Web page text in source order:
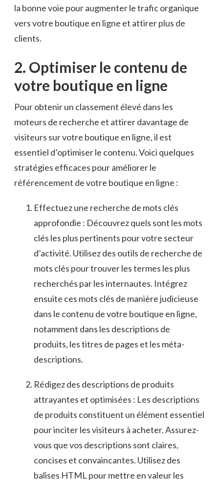
la ‌bonne voie pour augmenter le⁤ trafic organique
vers votre⁤ boutique en⁣ ligne et attirer plus de​
clients.
2. Optimiser le contenu⁢ de
votre boutique⁢ en ligne
Pour obtenir ​un classement ‌élevé dans ⁢les
moteurs​ de ⁣recherche et attirer davantage de
visiteurs sur ‌votre⁢ boutique en ⁢ligne, il est
essentiel d’optimiser ‍le contenu. Voici⁣ quelques
⁤stratégies efficaces pour ⁤améliorer ‍le
référencement de votre ‌boutique en ligne :
Effectuez une‌ recherche ‍de ⁣mots clés‍
approfondie : Découvrez quels sont les ⁣mots
clés les plus pertinents ⁤pour votre ⁢secteur
d’activité. Utilisez des outils de recherche de
mots clés⁣ pour trouver⁤ les termes les plus
recherchés⁢ par les⁤ internautes.⁤ Intégrez
ensuite ces⁤ mots​ clés de ⁣manière judicieuse ​
dans le contenu ⁤de votre boutique en ligne,⁤
notamment ‍dans les descriptions de
⁣produits, les ‌titres de pages ⁣et les ⁤méta-
descriptions.
Rédigez des descriptions de produits
attrayantes et optimisées : Les descriptions
de produits constituent un élément essentiel
pour inciter les visiteurs à acheter.⁤ Assurez-
vous que vos descriptions sont claires, ​
concises⁣ et⁤ convaincantes. Utilisez des
balises ‌HTML ​pour mettre⁤ en valeur les